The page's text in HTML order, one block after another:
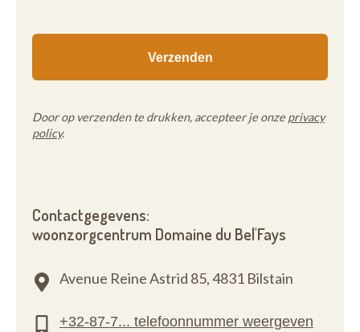
Door op verzenden te drukken, accepteer je onze privacy
policy.
Contactgegevens:
woonzorgcentrum Domaine du Bel'Fays
Avenue Reine Astrid 85,4831 Bilstain